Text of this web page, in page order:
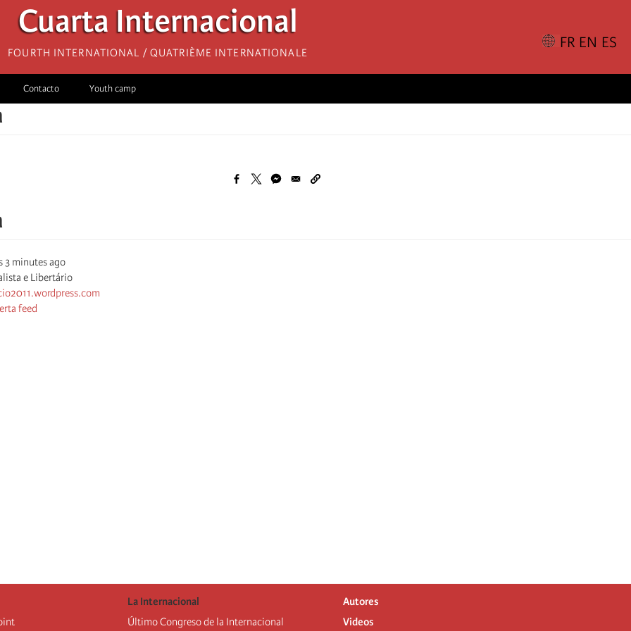
Cuarta Internacional
Fourth International / Quatrième internationale
Contacto Youth camp
3 minutes ago
e Libertário
feed
La Internacional
Último Congreso de la Internacional
Autores
Videos